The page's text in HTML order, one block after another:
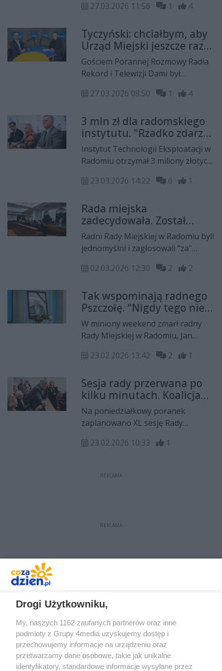
się nad wieloma istotnymi
dotyczy zmian w Uchwale
Budżetowej na 2026 rok.
27.03.2026 11:56 1 4
Tyczyński: chciałbym, aby
Urząd Miejski jeszcze raz
przeprowadził konkursy
na Budżet Obywatelski
Gościem Porannej Rozmowy Radia
Rekord i Telewizji Dami był
Rady Miejskiej w Radomiu.
27.03.2026 08:50 1 4
3 mln zł dla radomskiego
instytutu. "Rzadko zdarza
się stuprocentowe
dofinansowanie"
Instytut Technologii Eksploatacji w
Radomiu otrzymał 3 miliony złotych
Szkolnictwa Wyższego. Tę
poniedziałkowej konferencji
prasowej przekazał doktor Adam
Duszyk, dyrektor placówki.
23.03.2026 14:22 6 1
Rada miejska
zadecydowała. Został
pozbawiony tytułu
"Honorowego Obywatela
Radomia"
Radni Rady Miejskiej w Radomiu byli
jednomyślni i zagłosowali "za"
Obywatela Miasta Radomia"
Orłowowi, dowódcy kompanii
czołgów Armii Czerwonej, który w
1945 roku brał udział w walkach o
Radom. "Nie plammy historii
Radomia komunistyczną
propagandą" - uzasadnili
02.03.2026 12:30 2 2
Tak wspominają radnego
Pszczołę. "Nigdy tego nie
zapomnę"
W miniony weekend zmarł radny
Rady Miejskiej w Radomiu, Jan
zasłabł po piątkowej nadzwyczajnej
poróżniło, mimo że politycznie
byliśmy na różnych biegunach -
wspomina Dariusz Wójcik, radny,
który na sali obrad dzielił ławy wraz
z Pszczołą.
23.02.2026 13:42 2 1
Sesja rady przerwana po
kilku minutach. Koalicja
Obywatelska z wnioskiem
o odroczenie
Na poniedziałkowy poranek
zaplanowano XL sesję Rady
się punktualnie o godzinie 9:00 i po
jednomyślnie zagłosowali za
23.02.2026 10:33 1
REKLAMA
REKLAMA
Drogi Użytkowniku,
My, naszych 1162 zaufanych partnerów oraz inne
podmioty z Grupy 4media uzyskujemy dostęp i
przechowujemy informacje na urządzeniu oraz
przetwarzamy dane osobowe, takie jak unikalne
identyfikatory, standardowe informacje wysyłane przez